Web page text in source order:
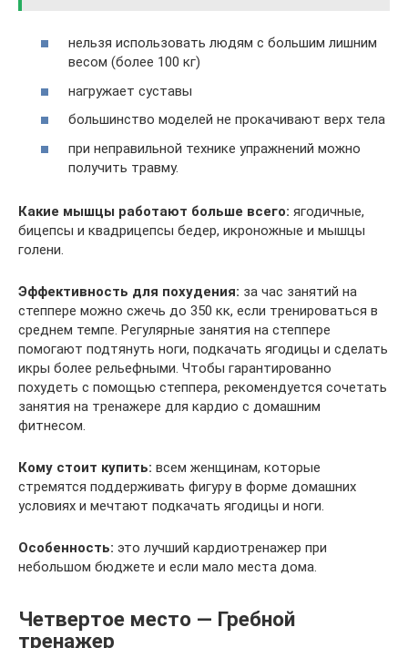
нельзя использовать людям с большим лишним
весом (более 100 кг)
нагружает суставы
большинство моделей не прокачивают верх тела
при неправильной технике упражнений можно
получить травму.
Какие мышцы работают больше всего: ягодичные,
бицепсы и квадрицепсы бедер, икроножные и мышцы
голени.
Эффективность для похудения: за час занятий на
степпере можно сжечь до 350 кк, если тренироваться в
среднем темпе. Регулярные занятия на степпере
помогают подтянуть ноги, подкачать ягодицы и сделать
икры более рельефными. Чтобы гарантированно
похудеть с помощью степпера, рекомендуется сочетать
занятия на тренажере для кардио с домашним
фитнесом.
Кому стоит купить: всем женщинам, которые
стремятся поддерживать фигуру в форме домашних
условиях и мечтают подкачать ягодицы и ноги.
Особенность: это лучший кардиотренажер при
небольшом бюджете и если мало места дома.
Четвертое место — Гребной
тренажер